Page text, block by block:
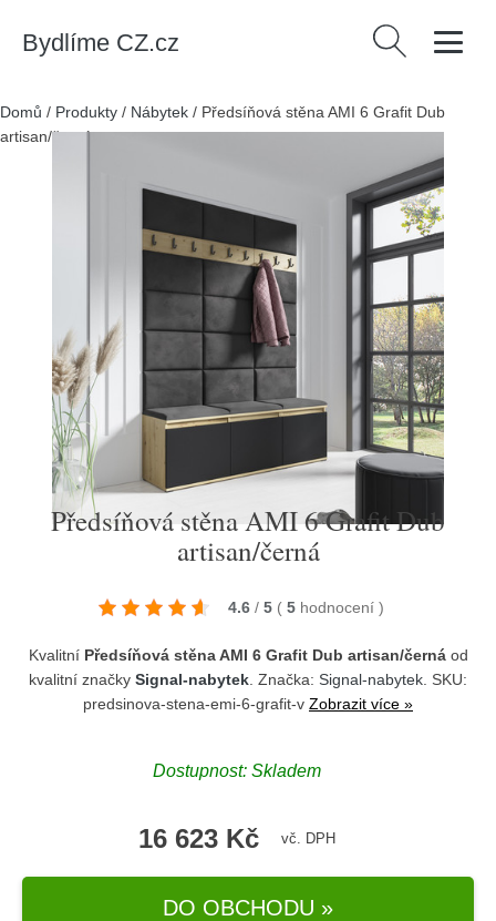
Bydlíme CZ.cz Vyhledávání
Domů / Produkty / Nábytek / Předsíňová stěna AMI 6 Grafit Dub
artisan/černá
Předsíňová stěna AMI 6 Grafit Dub
artisan/černá
4.6 / 5 ( 5 hodnocení )
Kvalitní Předsíňová stěna AMI 6 Grafit Dub artisan/černáod
kvalitní značky Signal-nabytek . Značka: Signal-nabytek . SKU:
predsinova-stena-emi-6-grafit-v Zobrazit více »
Dostupnost: Skladem
16 623 Kč vč. DPH
DO OBCHODU »